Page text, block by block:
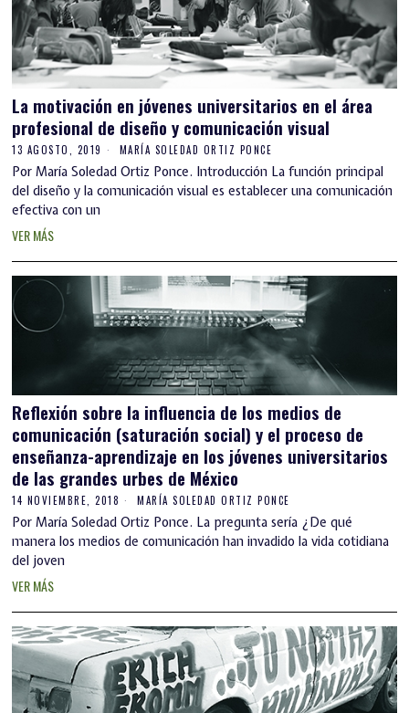
La motivación en jóvenes universitarios en el área
profesional de diseño y comunicación visual
13 AGOSTO, 2019 MARÍA SOLEDAD ORTIZ PONCE
Por María Soledad Ortiz Ponce. Introducción La función principal
del diseño y la comunicación visual es establecer una comunicación
efectiva con un
VER MÁS
Reflexión sobre la influencia de los medios de
comunicación (saturación social) y el proceso de
enseñanza-aprendizaje en los jóvenes universitarios
de las grandes urbes de México
14 NOVIEMBRE, 2018 MARÍA SOLEDAD ORTIZ PONCE
Por María Soledad Ortiz Ponce. La pregunta sería ¿De qué
manera los medios de comunicación han invadido la vida cotidiana
del joven
VER MÁS